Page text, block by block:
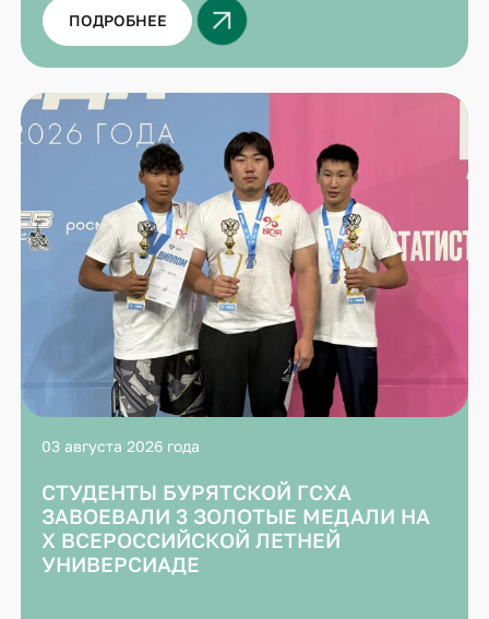
ПОДРОБНЕЕ
03 августа 2026 года
СТУДЕНТЫ БУРЯТСКОЙ ГСХА
ЗАВОЕВАЛИ 3 ЗОЛОТЫЕ МЕДАЛИ НА
X ВСЕРОССИЙСКОЙ ЛЕТНЕЙ
УНИВЕРСИАДЕ